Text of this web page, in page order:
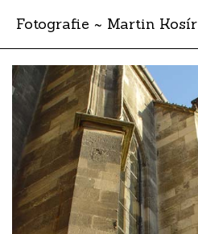
Fotografie ~ Martin Kosír
Moje obľúbené
Albumy
Miesta
Archív
Vyhľadávanie